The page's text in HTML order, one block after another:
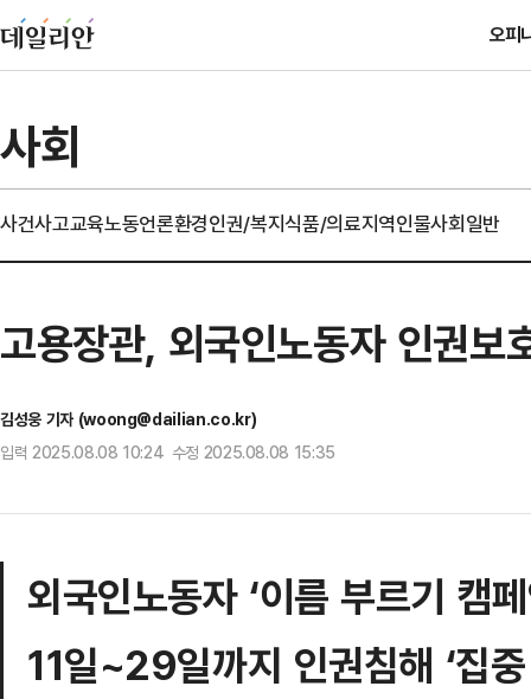
오피
사회
사건사고교육노동언론환경인권/복지식품/의료지역인물사회일반
고용장관, 외국인노동자 인권
김성웅 기자 (woong@dailian.co.kr)
입력 2025.08.08 10:24 수정 2025.08.08 15:35
외국인노동자 ‘이름 부르기 캠
11일~29일까지 인권침해 ‘집